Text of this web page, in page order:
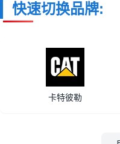
快速切换品牌:
卡特彼勒